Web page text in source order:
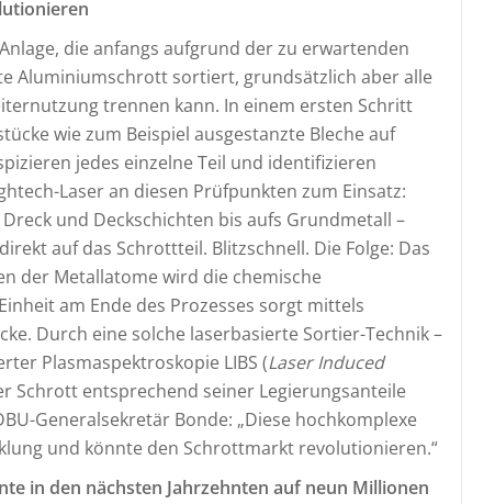
die anfangs aufgrund der zu erwartenden
Aluminiumschrott sortiert, grundsätzlich aber alle
trennen kann. In einem ersten Schritt
wie zum Beispiel ausgestanzte Bleche auf
jedes einzelne Teil und identifizieren
Laser an diesen Prüfpunkten zum Einsatz:
und Deckschichten bis aufs Grundmetall –
auf das Schrottteil. Blitzschnell. Die Folge: Das
der Metallatome wird die chemische
am Ende des Prozesses sorgt mittels
Durch eine solche laserbasierte Sortier-Technik –
Plasmaspektroskopie LIBS (Laser Induced
Schrott entsprechend seiner Legierungsanteile
Generalsekretär Bonde: „Diese hochkomplexe
und könnte den Schrottmarkt revolutionieren.“
in den nächsten Jahrzehnten auf neun Millionen